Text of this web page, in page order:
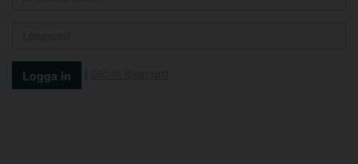
|